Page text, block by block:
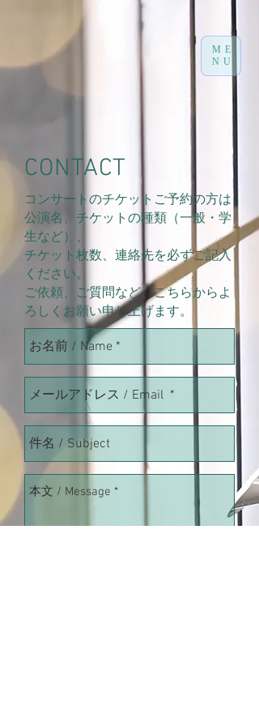
ME
NU
CONTACT
コンサートのチケットご予約の方は
公演名、チケットの種類（一般・学
生など）、
チケット枚数、連絡先を必ずご記入
ください。
​ご依頼、ご質問など、こちらからよ
ろしくお願い申し上げます。